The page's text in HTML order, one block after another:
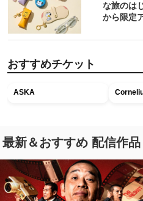
な旅のは
から限定
おすすめチケット
ASKA
最新＆おすすめ 配信作品